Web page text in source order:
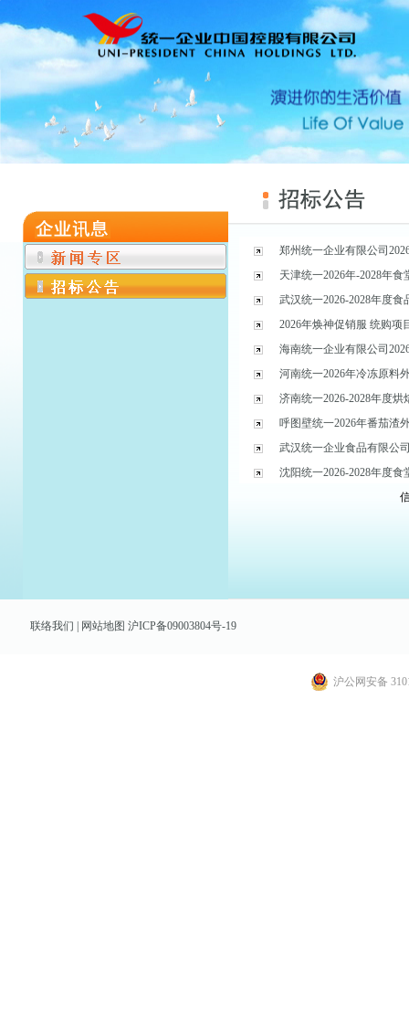
郑州统一企业有限公司
天津统一2026年-2028年
武汉统一2026-2028年度
2026年焕神促销服 统购项
海南统一企业有限公司
河南统一2026年冷冻原料
济南统一2026-2028年度
呼图壁统一2026年番茄渣
武汉统一企业食品有限公
沈阳统一2026-2028年度
联络我们 网站地图 沪ICP备09003804号-19
沪公网安备